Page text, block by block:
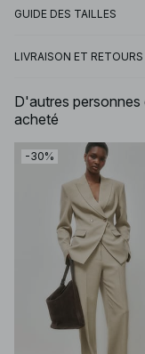
GUIDE DES TAILLES
LIVRAISON ET RETOURS
D'autres
acheté
-30%